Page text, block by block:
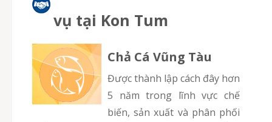
vụ tại Kon Tum
Chả Cá Vũng Tàu
Được thành lập cách đây hơn
5 năm trong lĩnh vực chế
biến, sản xuất và phân phối